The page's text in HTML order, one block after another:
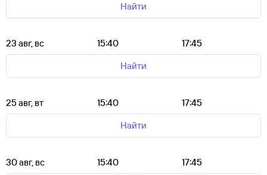
Найти
23 авг, вс 15:40
17:45
Найти
25 авг, вт 15:40
17:45
Найти
30 авг, вс 15:40
17:45